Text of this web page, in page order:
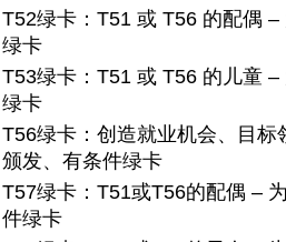
T52绿卡： T51 或 T56 的配偶
绿卡
T53绿卡： T51 或 T56 的儿童
绿卡
T56绿卡： 创造就业机会、目
颁发、有条件绿卡
T57绿卡： T51或T56的配偶 –
件绿卡